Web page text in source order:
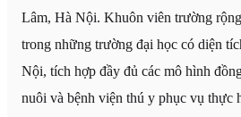
Lâm, Hà Nội. Khuôn viên trường
trong những trường đại học có diện
Nội, tích hợp đầy đủ các mô hình
nuôi và bệnh viện thú y phục vụ thực